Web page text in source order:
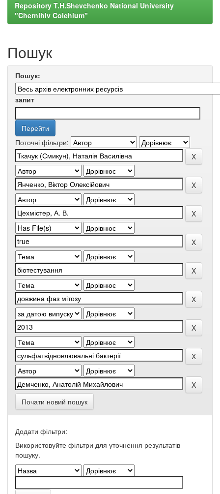
Repository T.H.Shevchenko National University
"Chernihiv Colehium"
Пошук
Пошук:
запит
Поточні фільтри:
Почати новий пошук
Додати фільтри:
Використовуйте фільтри для уточнення результатів
пошуку.